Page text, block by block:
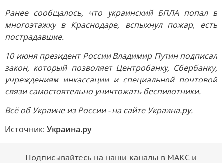
Ранее сообщалось, что украинский БПЛА попал в
многоэтажку в Краснодаре, вспыхнул пожар, есть
пострадавшие.
10 июня президент России Владимир Путин подписал
закон, который позволяет Центробанку, Сбербанку,
учреждениям инкассации и специальной почтовой
связи самостоятельно уничтожать беспилотники.
Всё об Украине из России - на сайте Украина.ру.
Источник: Украина.ру
Подписывайтесь на наши каналы в МАКС и